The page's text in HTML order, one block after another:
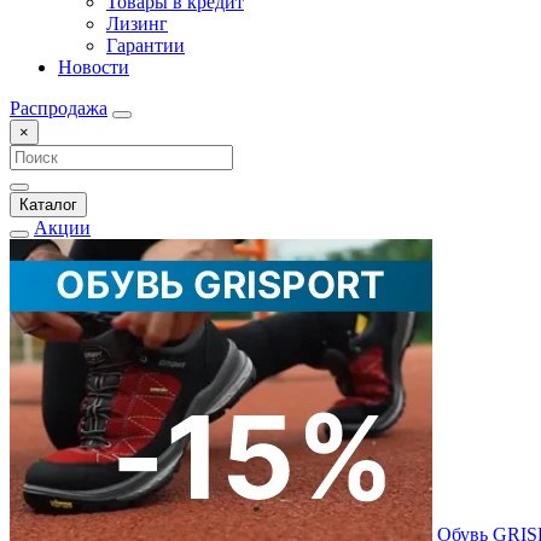
Лизинг
Гарантии
Новости
Распродажа
×
Каталог
Акции
Обувь